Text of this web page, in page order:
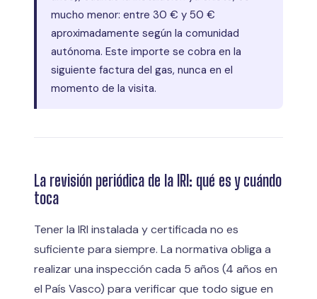
mucho menor: entre 30 € y 50 €
aproximadamente según la comunidad
autónoma. Este importe se cobra en la
siguiente factura del gas, nunca en el
momento de la visita.
La revisión periódica de la IRI: qué es y cuándo
toca
Tener la IRI instalada y certificada no es
suficiente para siempre. La normativa obliga a
realizar una inspección cada 5 años (4 años en
el País Vasco) para verificar que todo sigue en